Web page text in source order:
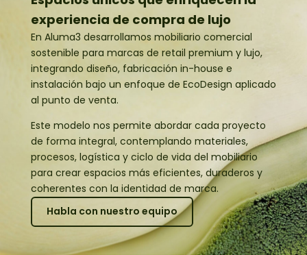
experiencia de compra de lujo
En Aluma3 desarrollamos mobiliario comercial
sostenible para marcas de retail premium y lujo,
integrando diseño, fabricación in-house e
instalación bajo un enfoque de EcoDesign aplicado
al punto de venta.
Este modelo nos permite abordar cada proyecto
de forma integral, contemplando materiales,
procesos, logística y ciclo de vida del mobiliario
para crear espacios más eficientes, duraderos y
coherentes con la identidad de marca.
Habla con nuestro equipo